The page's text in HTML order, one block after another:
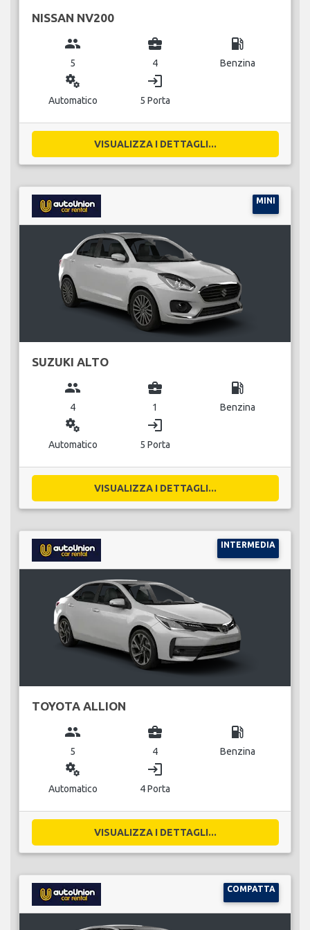
NISSAN NV200
group
5
business_center
4
local_gas_station
Benzina
miscellaneous_services
Automatico
login
5 Porta
VISUALIZZA I DETTAGLI...
MINI
SUZUKI ALTO
group
4
business_center
1
local_gas_station
Benzina
miscellaneous_services
Automatico
login
5 Porta
VISUALIZZA I DETTAGLI...
INTERMEDIA
TOYOTA ALLION
group
5
business_center
4
local_gas_station
Benzina
miscellaneous_services
Automatico
login
4 Porta
VISUALIZZA I DETTAGLI...
COMPATTA